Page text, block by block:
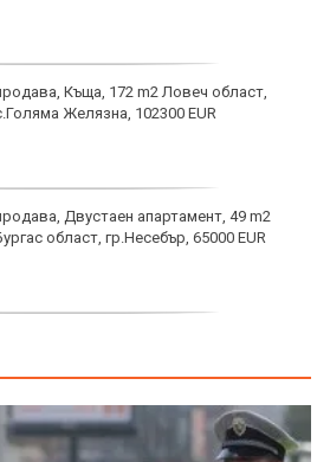
Къща, 172 m2 Ловеч област,
Желязна, 102300 EUR
Двустаен апартамент, 49 m2
област, гр.Несебър, 65000 EUR